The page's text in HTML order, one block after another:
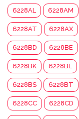
6228AL 6228AM
6228AT 6228AX
6228BD 6228BE
6228BK 6228BL
6228BS 6228BT
6228CC 6228CD